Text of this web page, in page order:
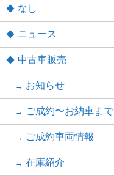
なし
ニュース
中古車販売
お知らせ
ご成約〜お納車まで
ご成約車両情報
在庫紹介